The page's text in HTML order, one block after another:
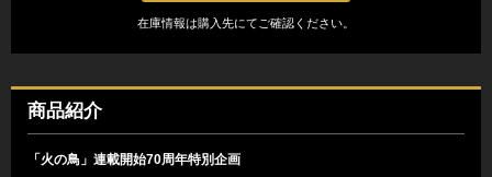
在庫情報は購入先にてご確認ください。
商品紹介
「火の鳥」連載開始70周年特別企画